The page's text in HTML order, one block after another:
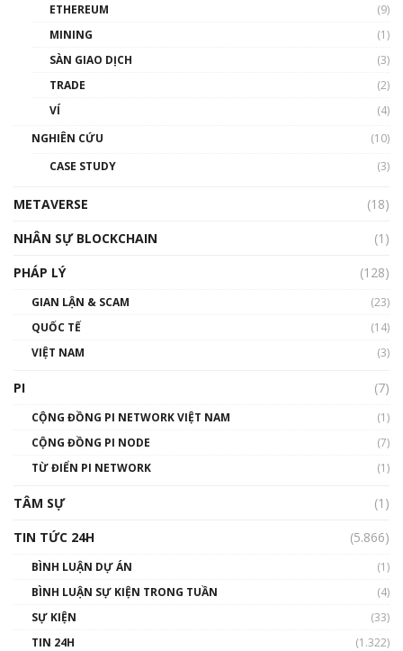
ETHEREUM
(9)
MINING
(1)
SÀN GIAO DỊCH
(3)
TRADE
(2)
VÍ
(4)
NGHIÊN CỨU
(10)
CASE STUDY
(3)
METAVERSE
(18)
NHÂN SỰ BLOCKCHAIN
(1)
PHÁP LÝ
(128)
GIAN LẬN & SCAM
(23)
QUỐC TẾ
(14)
VIỆT NAM
(3)
PI (7)
CỘNG ĐỒNG PI NETWORK VIỆT NAM
(1)
CỘNG ĐỒNG PI NODE
(7)
TỪ ĐIỂN PI NETWORK
(1)
TÂM SỰ
(1)
TIN TỨC 24H
(5.866)
BÌNH LUẬN DỰ ÁN
(1)
BÌNH LUẬN SỰ KIỆN TRONG TUẦN
(4)
SỰ KIỆN
(33)
TIN 24H
(1.322)